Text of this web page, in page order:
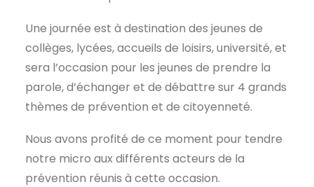
Une journée est à destination des jeunes de
collèges, lycées, accueils de loisirs, université, et
sera l’occasion pour les jeunes de prendre la
parole, d’échanger et de débattre sur 4 grands
thèmes de prévention et de citoyenneté.
Nous avons profité de ce moment pour tendre
notre micro aux différents acteurs de la
prévention réunis à cette occasion.